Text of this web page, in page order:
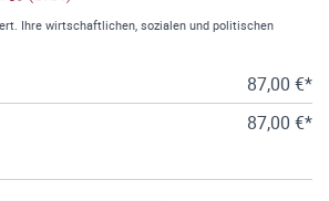
Ihre wirtschaftlichen, sozialen und politischen
87,00 €*
87,00 €*